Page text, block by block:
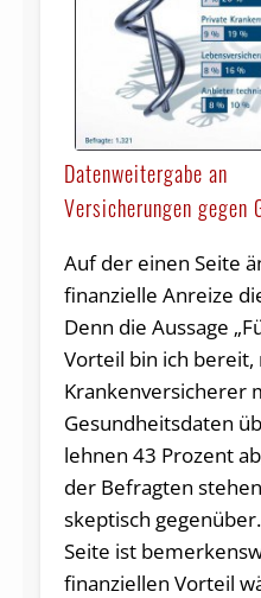
Datenweitergabe an
Versicherungen gegen
Auf der einen Seite
finanzielle Anreize
Denn die Aussage
Vorteil bin ich
Krankenversicherer
Gesundheitsdaten
lehnen 43 Prozent
der Befragten
skeptisch
Seite ist
finanziellen Vorteil